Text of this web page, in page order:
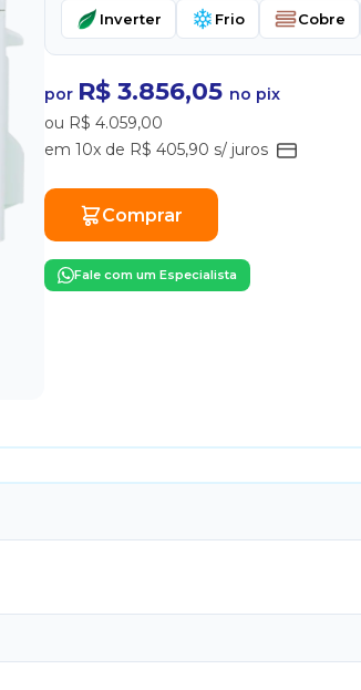
Inverter Frio Cobre
por R$ 3.856,05 no pix
ou R$ 4.059,00
em 10x de R$ 405,90 s/ juros
Comprar
Fale com um Especialista